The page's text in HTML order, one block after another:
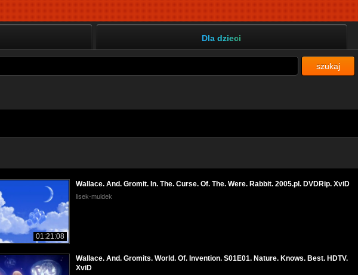
Dla dzieci
szukaj
01:21:08
Wallace. And. Gromit. In. The. Curse. Of. The. Were. Rabbit. 2005.pl. DVDRip. XviD
lisek-muldek
Wallace. And. Gromits. World. Of. Invention. S01E01. Nature. Knows. Best. HDTV.
XviD